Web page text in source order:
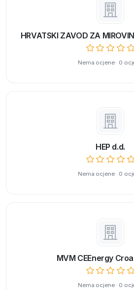
HRVATSKI ZAVOD ZA
Nema ocjene · 0
HEP d.d.
Nema ocjene · 0
MVM CEEnergy
Nema ocjene · 0